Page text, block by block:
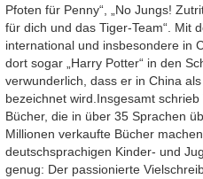
Pfoten für Penny“, „No Jungs!
für dich und das Tiger-Team“. Mit
international und insbesondere in
dort sogar „Harry Potter“ in den
verwunderlich, dass er in China
bezeichnet wird.Insgesamt
Bücher, die in über 35 Sprachen
Millionen verkaufte Bücher
deutschsprachigen Kinder- und
genug: Der passionierte